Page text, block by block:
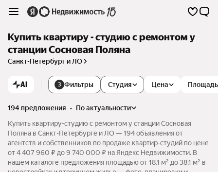
Купить квартиру - студию с ремонтом у
станции Сосновая Поляна
Санкт-Петербург и ЛО
AI 3 Фильтры Студия Цена Площадь
194 предложения •
по актуальности
Купить квартиру-студию с ремонтом у станции Сосновая
Поляна в Санкт-Петербурге и ЛО — 194 объявления от
агентств и собственников по продаже квартир-студий по цене
от 4 407 960 ₽ до 9 740 000 ₽ на Яндекс Недвижимости. В
нашем каталоге предложения площадью от 18,1 м² до 38,1 м² в